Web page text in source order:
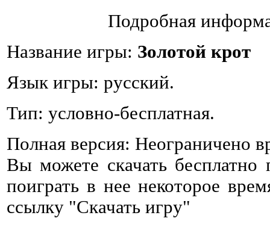
Подробная
Название игры: Золотой крот
Язык игры: русский.
Тип: условно-бесплатная.
Полная версия: Неограничено
Вы можете скачать
поиграть в нее некоторое
ссылку "Скачать игру"